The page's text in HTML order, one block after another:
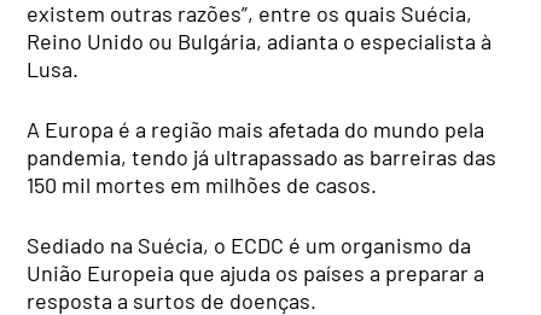
existem outras razões”, entre os quais Suécia,
Reino Unido ou Bulgária, adianta o especialista à
Lusa.
A Europa é a região mais afetada do mundo pela
pandemia, tendo já ultrapassado as barreiras das
150 mil mortes em milhões de casos.
Sediado na Suécia, o ECDC é um organismo da
União Europeia que ajuda os países a preparar a
resposta a surtos de doenças.